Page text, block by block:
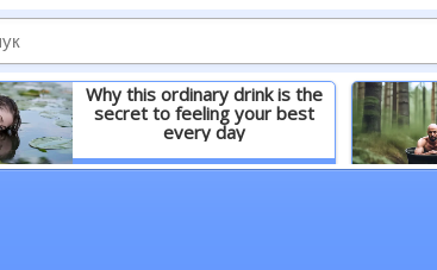
Why this ordinary drink is the
secret to feeling your best
every day
Детальніше